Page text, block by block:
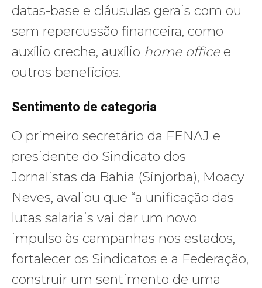
datas-base e cláusulas gerais com ou
sem repercussão financeira, como
auxílio creche, auxílio home officee
outros benefícios.
Sentimento de categoria
O primeiro secretário da FENAJ e
presidente do Sindicato dos
Jornalistas da Bahia (Sinjorba), Moacy
Neves, avaliou que “a unificação das
lutas salariais vai dar um novo
impulso às campanhas nos estados,
fortalecer os Sindicatos e a Federação,
construir um sentimento de uma